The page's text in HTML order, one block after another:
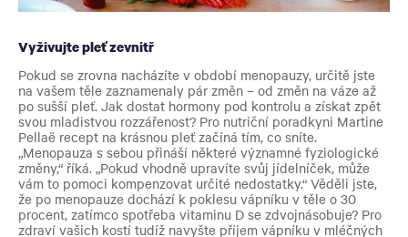
Vyživujte pleť zevnitř
Pokud se zrovna nacházíte v období menopauzy, určitě jste
na vašem těle zaznamenaly pár změn – od změn na váze až
po sušší pleť. Jak dostat hormony pod kontrolu a získat zpět
svou mladistvou rozzářenost? Pro nutriční poradkyni Martine
Pellaë recept na krásnou pleť začíná tím, co sníte.
„Menopauza s sebou přináší některé významné fyziologické
změny,“ říká. „Pokud vhodně upravíte svůj jídelníček, může
vám to pomoci kompenzovat určité nedostatky.“ Věděli jste,
že po menopauze dochází k poklesu vápníku v těle o 30
procent, zatímco spotřeba vitaminu D se zdvojnásobuje? Pro
zdraví vašich kostí tudíž navyšte příjem vápníku v mléčných